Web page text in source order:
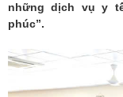
những dịch vụ y
phúc”.